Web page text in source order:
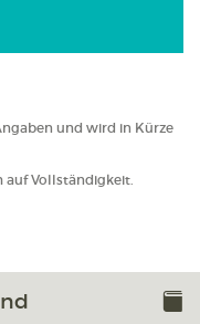
und wird in Kürze
auf Vollständigkeit.